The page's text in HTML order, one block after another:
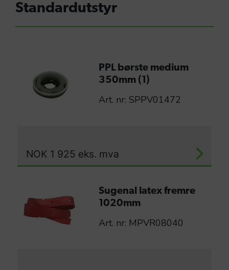
Standardutstyr
PPL børste medium
350mm (1)
Art. nr: SPPV01472
NOK 1 925 eks. mva
Sugenal latex fremre
1020mm
Art. nr: MPVR08040